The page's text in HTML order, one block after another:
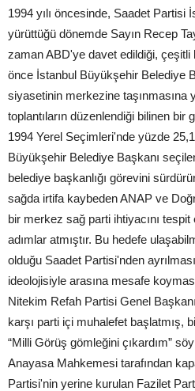
1994 yılı öncesinde, Saadet Partisi
yürüttüğü dönemde Sayın Recep
zaman ABD'ye davet edildiği, çeşitli
önce İstanbul Büyükşehir Belediye
siyasetinin merkezine taşınmasına
toplantıların düzenlendiği bilinen bir
1994 Yerel Seçimleri'nde yüzde
Büyükşehir Belediye Başkanı
belediye başkanlığı görevini
sağda irtifa kaybeden ANAP ve
bir merkez sağ parti ihtiyacını
adımlar atmıştır. Bu hedefe
olduğu Saadet Partisi'nden
ideolojisiyle arasına mesafe
Nitekim Refah Partisi Genel
karşı parti içi muhalefet başlatmış,
“Milli Görüş gömleğini çıkardım”
Anayasa Mahkemesi tarafından
Partisi'nin yerine kurulan Fazilet